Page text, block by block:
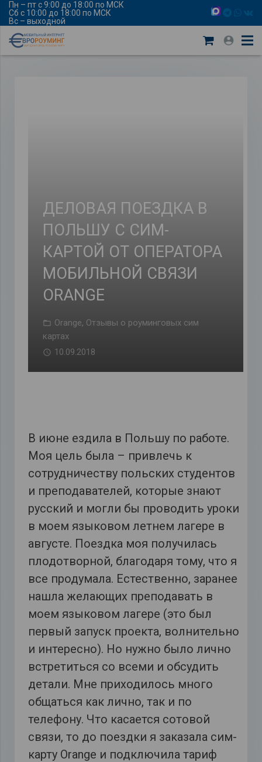
Пн – пт с 9:00 до 18:00 по МСК
Сб с 10:00 до 18:00 по МСК
Вс – выходной
ДЕЛОВАЯ ПОЕЗДКА В
ПОЛЬШУ С СИМ-
КАРТОЙ ОТ ОПЕРАТОРА
МОБИЛЬНОЙ СВЯЗИ
ORANGE
Orange, Отзывы о роуминговых сим
картах
10.09.2018
В июне ездила в Польшу по работе.
Моя цель была – привлечь к
сотрудничеству польских студентов
и преподавателей, которые знают
русский и могли бы проводить уроки
в моем языковом летнем лагере в
августе. Поездка моя получилась
плодотворной, благодаря тому, что я
все продумала. Естественно, заранее
нашла желающих преподавать в
моем языковом лагере (это был
первый запуск проекта, волнительно
и интересно). Но нужно было лично
встретиться со всеми и обсудить
детали. Мне приходилось много
общаться как лично, так и по
телефону. Что касается сотовой
связи, то до поездки я заказала сим-
карту Orange и подключила тариф